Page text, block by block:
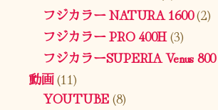
フジカラー NATURA 1600(2)
フジカラー PRO 400H(3)
フジカラーSUPERIA Venus 800
動画(11)
YOUTUBE(8)